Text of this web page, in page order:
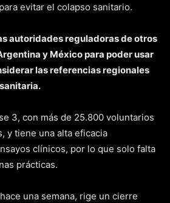
evitar el colapso sanitario.
autoridades reguladoras de otros
y México para poder usar
las referencias regionales
3, con más de 25.800 voluntarios
y tiene una alta eficacia
clínicos, por lo que solo falta
prácticas.
una semana, rige un cierre